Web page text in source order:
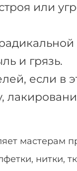
или
и грязь.
если в
мастерам
нитки,